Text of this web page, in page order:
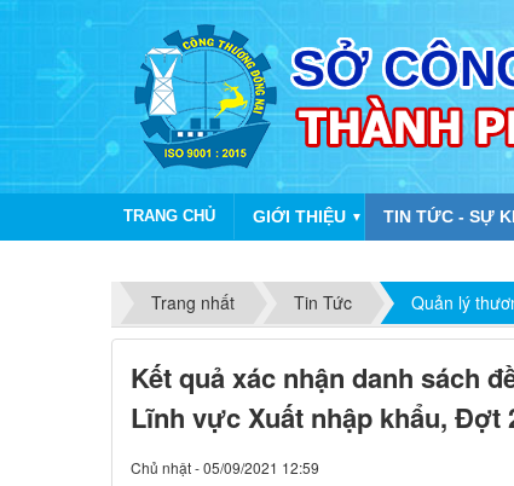
TRANG CHỦ GIỚI THIỆU ▼ TIN TỨC - SỰ
Trang nhất
Tin Tức Quản lý
​Kết quả xác nhận danh sách
Lĩnh vực Xuất nhập khẩu, Đợt
Chủ nhật - 05/09/2021 12:59